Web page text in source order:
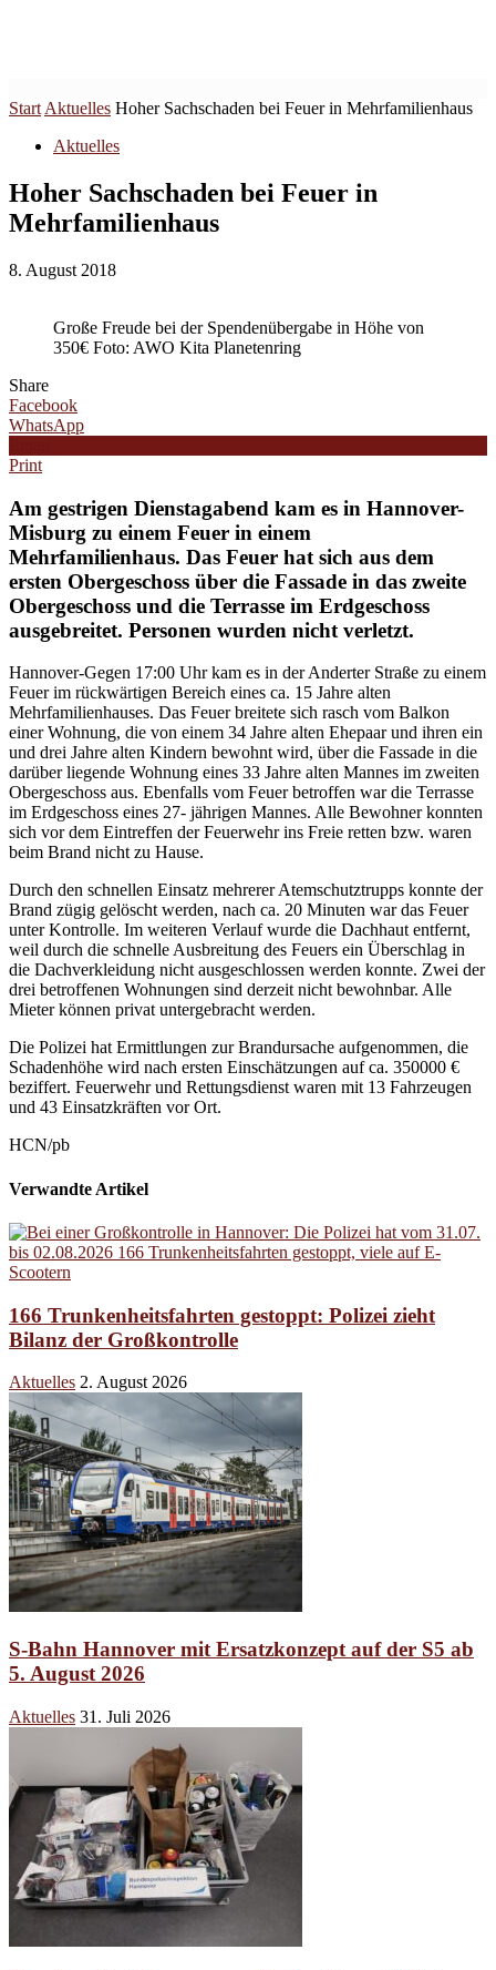
Start Aktuelles Hoher Sachschaden bei Feuer in Mehrfamilienhaus
Aktuelles
Hoher Sachschaden bei Feuer in
Mehrfamilienhaus
8. August 2018
Große Freude bei der Spendenübergabe in Höhe von
350€ Foto: AWO Kita Planetenring
Share
Facebook
WhatsApp
Print
Am gestrigen Dienstagabend kam es in Hannover-
Misburg zu einem Feuer in einem
Mehrfamilienhaus. Das Feuer hat sich aus dem
ersten Obergeschoss über die Fassade in das zweite
Obergeschoss und die Terrasse im Erdgeschoss
ausgebreitet. Personen wurden nicht verletzt.
Hannover-Gegen 17:00 Uhr kam es in der Anderter Straße zu einem
Feuer im rückwärtigen Bereich eines ca. 15 Jahre alten
Mehrfamilienhauses. Das Feuer breitete sich rasch vom Balkon
einer Wohnung, die von einem 34 Jahre alten Ehepaar und ihren ein
und drei Jahre alten Kindern bewohnt wird, über die Fassade in die
darüber liegende Wohnung eines 33 Jahre alten Mannes im zweiten
Obergeschoss aus. Ebenfalls vom Feuer betroffen war die Terrasse
im Erdgeschoss eines 27- jährigen Mannes. Alle Bewohner konnten
sich vor dem Eintreffen der Feuerwehr ins Freie retten bzw. waren
beim Brand nicht zu Hause.
Durch den schnellen Einsatz mehrerer Atemschutztrupps konnte der
Brand zügig gelöscht werden, nach ca. 20 Minuten war das Feuer
unter Kontrolle. Im weiteren Verlauf wurde die Dachhaut entfernt,
weil durch die schnelle Ausbreitung des Feuers ein Überschlag in
die Dachverkleidung nicht ausgeschlossen werden konnte. Zwei der
drei betroffenen Wohnungen sind derzeit nicht bewohnbar. Alle
Mieter können privat untergebracht werden.
Die Polizei hat Ermittlungen zur Brandursache aufgenommen, die
Schadenhöhe wird nach ersten Einschätzungen auf ca. 350000 €
beziffert. Feuerwehr und Rettungsdienst waren mit 13 Fahrzeugen
und 43 Einsatzkräften vor Ort.
HCN/pb
Verwandte Artikel
166 Trunkenheitsfahrten gestoppt: Polizei zieht
Bilanz der Großkontrolle
Aktuelles 2. August 2026
S-Bahn Hannover mit Ersatzkonzept auf der S5 ab
5. August 2026
Aktuelles 31. Juli 2026